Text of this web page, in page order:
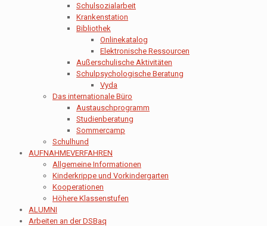
Schulsozialarbeit
Krankenstation
Bibliothek
Onlinekatalog
Elektronische Ressourcen
Außerschulische Aktivitäten
Schulpsychologische Beratung
Vyda
Das internationale Büro
Austauschprogramm
Studienberatung
Sommercamp
Schulhund
AUFNAHMEVERFAHREN
Allgemeine Informationen
Kinderkrippe und Vorkindergarten
Kooperationen
Höhere Klassenstufen
ALUMNI
Arbeiten an der DSBaq